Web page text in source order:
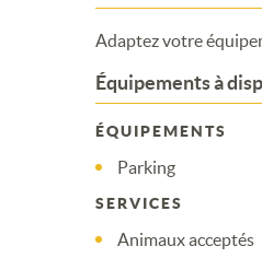
Adaptez votre
Équipements à
ÉQUIPEMENTS
Parking
SERVICES
Animaux acceptés